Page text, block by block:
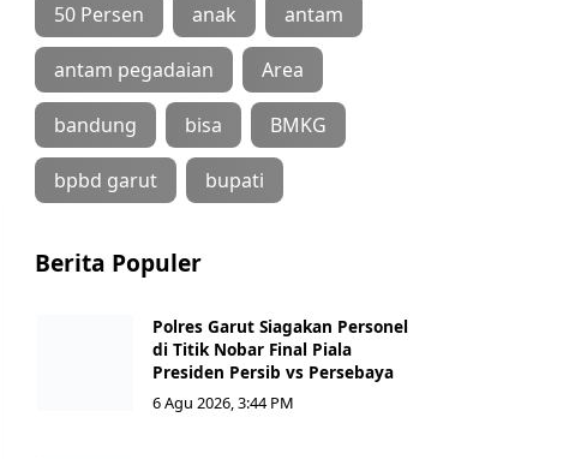
50 Persen anak antam
antam pegadaian Area
bandung bisa BMKG
bpbd garut bupati
Berita Populer
Polres Garut Siagakan Personel
di Titik Nobar Final Piala
Presiden Persib vs Persebaya
6 Agu 2026, 3:44 PM